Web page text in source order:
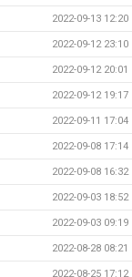
2022-09-13 12:20
2022-09-12 23:10
2022-09-12 20:01
2022-09-12 19:17
2022-09-11 17:04
2022-09-08 17:14
2022-09-08 16:32
2022-09-03 18:52
2022-09-03 09:19
2022-08-28 08:21
2022-08-25 17:12